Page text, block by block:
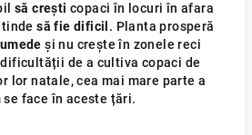
să crești copaci în locuri în afara
să fie dificil . Planta prosperă
și nu crește în zonele reci
de a cultiva copaci de
lor natale, cea mai mare parte a
face în aceste țări.